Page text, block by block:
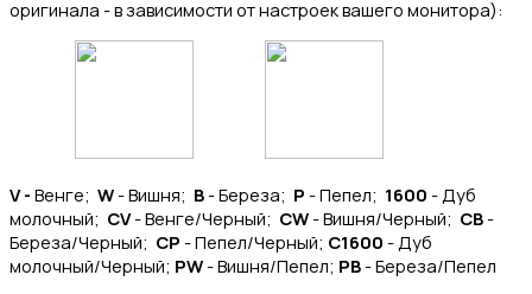
оригинала - в зависимости от настроек вашего монитора):
V - Венге; W- Вишня; B- Береза; P - Пепел; 1600 - Дуб
молочный; CV- Венге/Черный; CW- Вишня/Черный; CB-
Береза/Черный; CP - Пепел/Черный; C1600 - Дуб
молочный/Черный; PW- Вишня/Пепел; PB- Береза/Пепел